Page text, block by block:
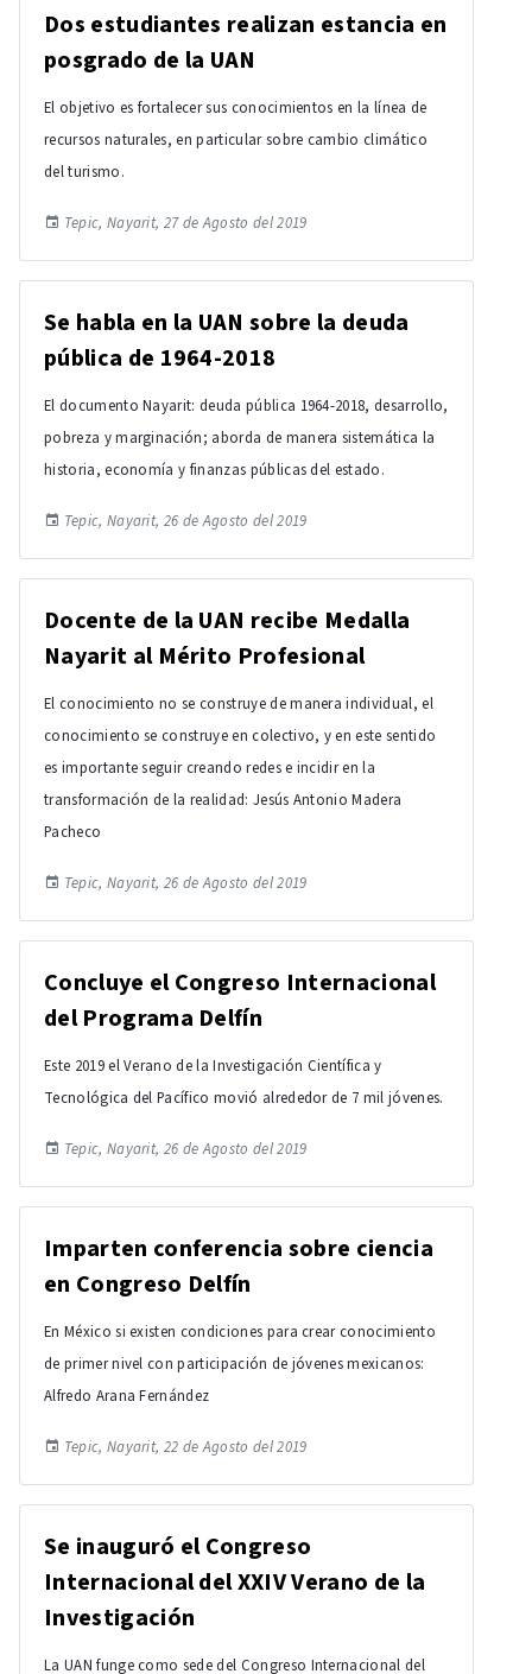
Dos estudiantes realizan estancia en
posgrado de la UAN
El objetivo es fortalecer sus conocimientos en la línea de
recursos naturales, en particular sobre cambio climático
del turismo.
Tepic, Nayarit, 27 de Agosto del 2019
Se habla en la UAN sobre la deuda
pública de 1964-2018
El documento Nayarit: deuda pública 1964-2018, desarrollo,
pobreza y marginación; aborda de manera sistemática la
historia, economía y finanzas públicas del estado.
Tepic, Nayarit, 26 de Agosto del 2019
Docente de la UAN recibe Medalla
Nayarit al Mérito Profesional
El conocimiento no se construye de manera individual, el
conocimiento se construye en colectivo, y en este sentido
es importante seguir creando redes e incidir en la
transformación de la realidad: Jesús Antonio Madera
Pacheco
Tepic, Nayarit, 26 de Agosto del 2019
Concluye el Congreso Internacional
del Programa Delfín
Este 2019 el Verano de la Investigación Científica y
Tecnológica del Pacífico movió alrededor de 7 mil jóvenes.
Tepic, Nayarit, 26 de Agosto del 2019
Imparten conferencia sobre ciencia
en Congreso Delfín
En México si existen condiciones para crear conocimiento
de primer nivel con participación de jóvenes mexicanos:
Alfredo Arana Fernández
Tepic, Nayarit, 22 de Agosto del 2019
Se inauguró el Congreso
Internacional del XXIV Verano de la
Investigación
La UAN funge como sede del Congreso Internacional del